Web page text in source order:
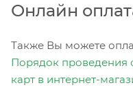
Онлайн
Также Вы можете
Порядок проведения
карт в интернет-